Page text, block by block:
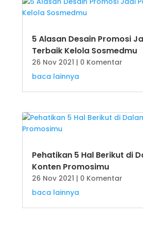
5 Alasan Desain Promosi
Terbaik Kelola Sosmedmu
26 Nov 2021 | 0 Komentar
baca lainnya
Pehatikan 5 Hal Berikut di
Konten Promosimu
26 Nov 2021 | 0 Komentar
baca lainnya